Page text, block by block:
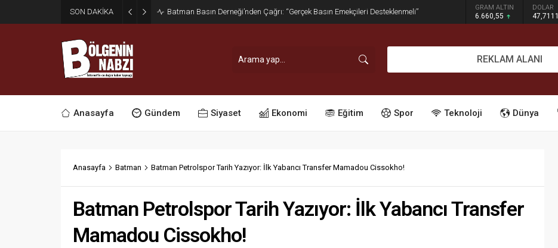
SON DAKİKA Zabıta Ekiplerinden Yol ve Kaldırım İşgaline Geçit Yok! GRAM ALTIN
6.660,55
DOLAR
47,7111
REKLAM ALANI
Anasayfa Gündem Siyaset Ekonomi Eğitim Spor Teknoloji Dünya
Anasayfa Batman Batman Petrolspor Tarih Yazıyor: İlk Yabancı Transfer Mamadou Cissokho!
Batman Petrolspor Tarih Yazıyor: İlk Yabancı Transfer
Mamadou Cissokho!